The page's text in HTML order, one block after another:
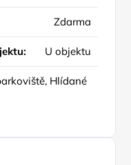
Zdarma
U objektu
Hlídané